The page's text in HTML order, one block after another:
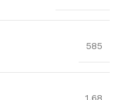
585
1.68